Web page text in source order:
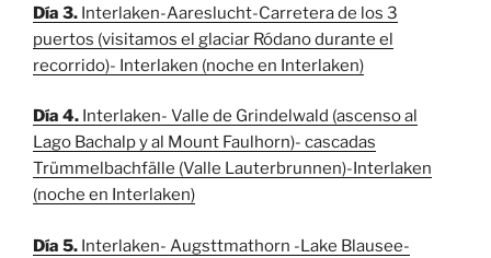
Día 3. Interlaken-Aareslucht-Carretera de los 3
puertos (visitamos el glaciar Ródano durante el
recorrido)- Interlaken (noche en Interlaken)
Día 4. Interlaken- Valle de Grindelwald (ascenso al
Lago Bachalp y al Mount Faulhorn)- cascadas
Trümmelbachfälle (Valle Lauterbrunnen)-Interlaken
(noche en Interlaken)
Día 5. Interlaken- Augsttmathorn -Lake Blausee-